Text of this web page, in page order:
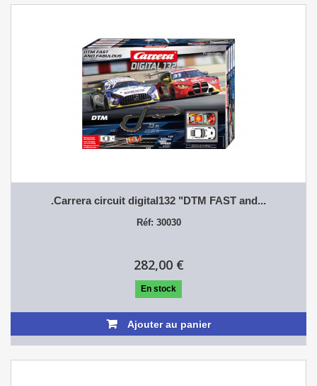
.Carrera circuit digital132 "DTM FAST and...
Réf: 30030
282,00 €
En stock
Ajouter au panier